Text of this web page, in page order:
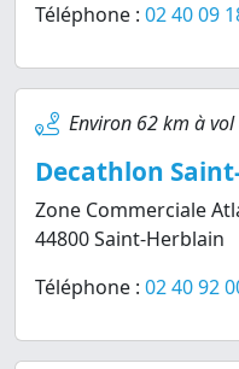
Téléphone : 02 40 09
Environ 62 km à
Decathlon
Zone Commerciale
44800 Saint-Herblain
Téléphone : 02 40 92